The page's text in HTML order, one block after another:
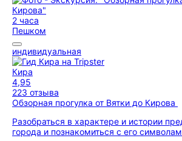
2 часа
Пешком
индивидуальная
Кира
4,95
223 отзыва
Обзорная прогулка от Вятки до Кирова
Разобраться в характере и истории
города и познакомиться с его